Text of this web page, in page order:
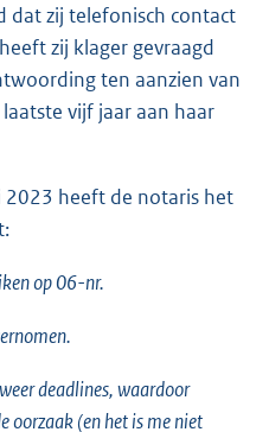
dat zij telefonisch contact
zij klager gevraagd
ten aanzien van
vijf jaar aan haar
heeft de notaris het
op 06-nr.
deadlines, waardoor
oorzaak (en het is me niet